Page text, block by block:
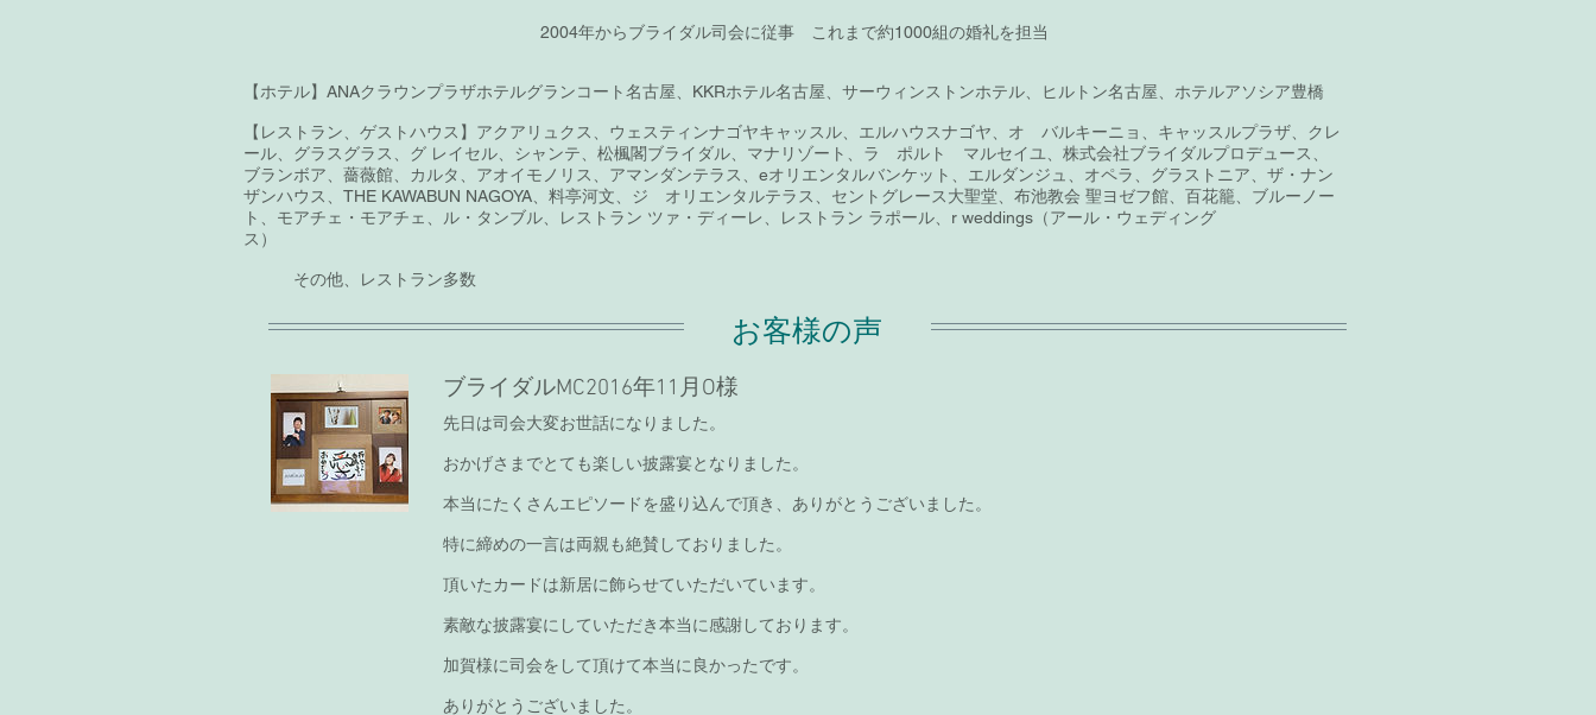
2004年からブライダル司会に従事 これまで約1000組の婚礼を担当
【ホテル】ANAクラウンプラザホテルグランコート名古屋、KKRホテル名古屋、サーウィンストンホテル、ヒルトン名古屋、ホテルアソシア豊橋
【レストラン、ゲストハウス】アクアリュクス、ウェスティンナゴヤキャッスル、エルハウスナゴヤ、オ バルキーニョ、キャッスルプラザ、クレ
ール、グラスグラス、グ レイセル、シャンテ、松楓閣ブライダル、マナリゾート、ラ ポルト マルセイユ、株式会社ブライダルプロデュース、
ブランボア、薔薇館、カルタ、アオイモノリス、アマンダンテラス、eオリエンタルバンケット、エルダンジュ、オペラ、グラストニア、ザ・ナン
ザンハウス、THE KAWABUN NAGOYA、料亭河文、ジ オリエンタルテラス、セントグレース大聖堂、布池教会 聖ヨゼフ館、百花籠、ブルーノー
ト、モアチェ・モアチェ、ル・タンブル、レストラン ツァ・ディーレ、レストラン ラポール、r weddings（アール・ウェディング
ス）
その他、レストラン多数
お客様の声
ブライダルMC2016年11月O様
先日は司会大変お世話になりました。
おかげさまでとても楽しい披露宴となりました。
本当にたくさんエピソードを盛り込んで頂き、ありがとうございました。
特に締めの一言は両親も絶賛しておりました。
頂いたカードは新居に飾らせていただいています。
素敵な披露宴にしていただき本当に感謝しております。
加賀様に司会をして頂けて本当に良かったです。
ありがとうございました。